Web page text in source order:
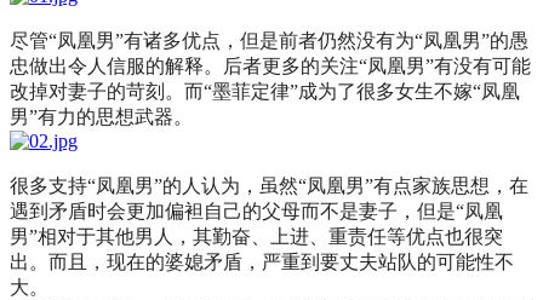
尽管“凤凰男”有诸多优点，但是前者仍然没有为“凤凰男”的愚
忠做出令人信服的解释。后者更多的关注“凤凰男”有没有可能
改掉对妻子的苛刻。而“墨菲定律”成为了很多女生不嫁“凤凰
男”有力的思想武器。
很多支持“凤凰男”的人认为，虽然“凤凰男”有点家族思想，在
遇到矛盾时会更加偏袒自己的父母而不是妻子，但是“凤凰
男”相对于其他男人，其勤奋、上进、重责任等优点也很突
出。而且，现在的婆媳矛盾，严重到要丈夫站队的可能性不
大。